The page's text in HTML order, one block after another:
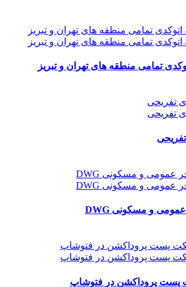
تمامی منطقه های تهران و تبریز
پست پروداکشن در فتوشاپ